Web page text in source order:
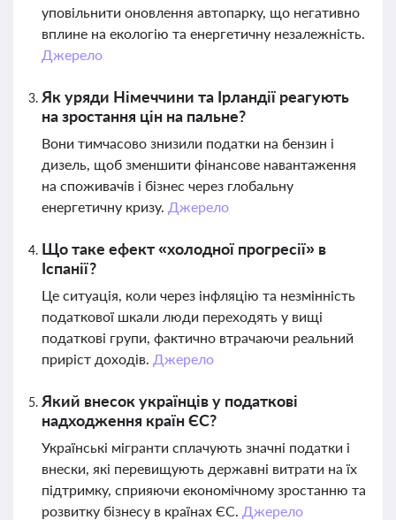
уповільнити оновлення автопарку, що негативно
вплине на екологію та енергетичну незалежність.
Джерело
Як уряди Німеччини та Ірландії реагують
на зростання цін на пальне?
Вони тимчасово знизили податки на бензин і
дизель, щоб зменшити фінансове навантаження
на споживачів і бізнес через глобальну
енергетичну кризу. Джерело
Що таке ефект «холодної прогресії» в
Іспанії?
Це ситуація, коли через інфляцію та незмінність
податкової шкали люди переходять у вищі
податкові групи, фактично втрачаючи реальний
приріст доходів. Джерело
Який внесок українців у податкові
надходження країн ЄС?
Українські мігранти сплачують значні податки і
внески, які перевищують державні витрати на їх
підтримку, сприяючи економічному зростанню та
розвитку бізнесу в країнах ЄС. Джерело